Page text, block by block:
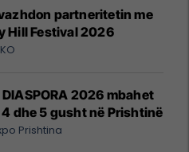
partneritetin me
Hill Festival 2026
DIASPORA 2026 mbahet
4 dhe 5 gusht në Prishtinë
Prishtina